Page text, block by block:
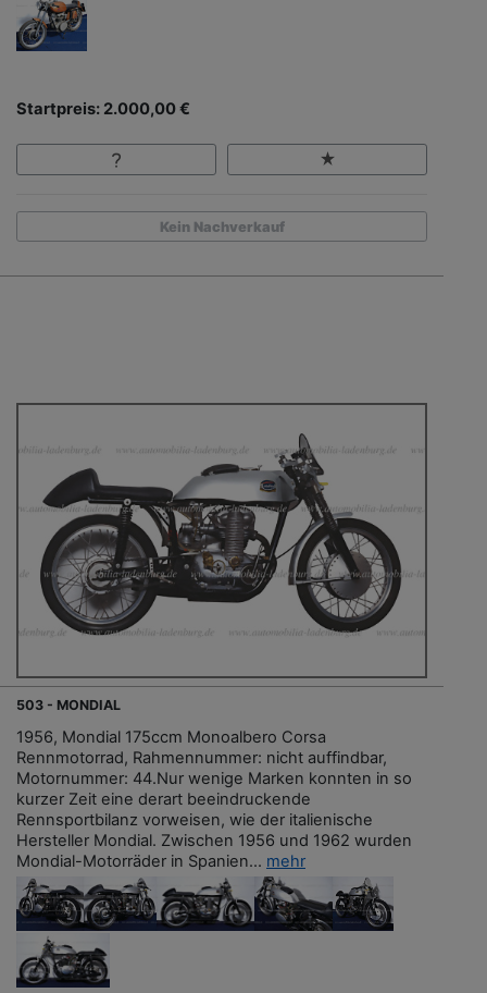
Startpreis: 2.000,00 €
Kein Nachverkauf
503 - MONDIAL
1956, Mondial 175ccm Monoalbero Corsa
Rennmotorrad, Rahmennummer: nicht auffindbar,
Motornummer: 44.Nur wenige Marken konnten in so
kurzer Zeit eine derart beeindruckende
Rennsportbilanz vorweisen, wie der italienische
Hersteller Mondial. Zwischen 1956 und 1962 wurden
Mondial-Motorräder in Spanien... mehr